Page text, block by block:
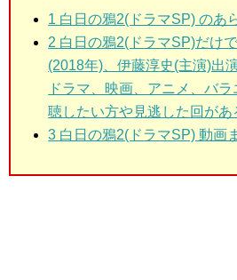
1 白日の鴉2(ドラマSP) のあ
2 白日の鴉2(ドラマSP)だけ
(2018年)、伊藤淳史(主演)出
ドラマ、映画、アニメ、バ
聴したい方や見逃した回があ
3 白日の鴉2(ドラマSP) 動画